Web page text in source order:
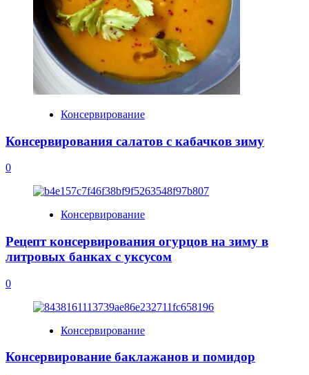
Консервирование
Консервирования салатов с кабачков зиму
0
Консервирование
Рецепт консервирования огурцов на зиму в
литровых банках с уксусом
0
Консервирование
Консервирование баклажанов и помидор